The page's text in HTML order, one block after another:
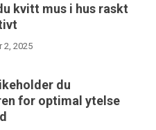
kvitt mus i hus raskt
2, 2025
du
for optimal ytelse